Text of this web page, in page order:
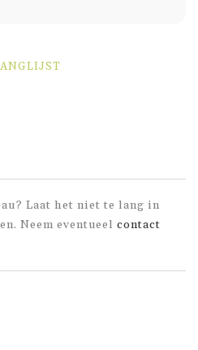
Laat het niet te lang in
Neem eventueel contact